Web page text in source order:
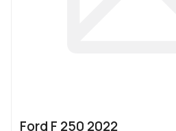
Ford F 250 2022